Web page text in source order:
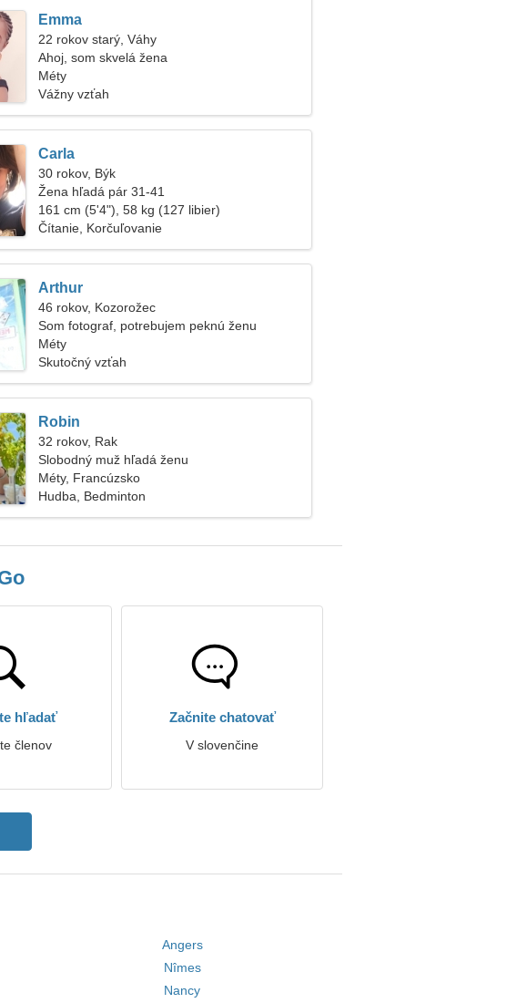
Emma
22 rokov starý, Váhy
Ahoj, som skvelá žena
Méty
Vážny vzťah
Carla
30 rokov, Býk
Žena hľadá pár 31-41
161 cm (5'4"), 58 kg (127 libier)
Čítanie, Korčuľovanie
Arthur
46 rokov, Kozorožec
Som fotograf, potrebujem peknú ženu
Méty
Skutočný vzťah
Robin
32 rokov, Rak
Slobodný muž hľadá ženu
Méty, Francúzsko
Hudba, Bedminton
hľadať
členov
Začnite chatovať
V slovenčine
Angers
Nîmes
Nancy